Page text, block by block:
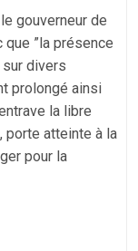
gouverneur de
que ”la présence
divers
prolongé ainsi
la libre
porte atteinte à la
pour la